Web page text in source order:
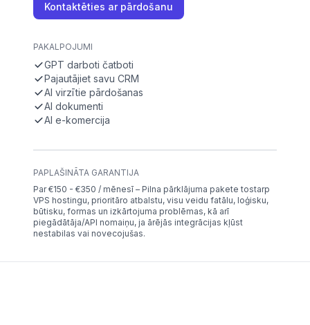
Kontaktēties ar pārdošanu
PAKALPOJUMI
GPT darboti čatboti
Pajautājiet savu CRM
AI virzītie pārdošanas
AI dokumenti
AI e-komercija
PAPLAŠINĀTA GARANTIJA
Par €150 - €350 / mēnesī – Pilna pārklājuma pakete tostarp
VPS hostingu, prioritāro atbalstu, visu veidu fatālu, loģisku,
būtisku, formas un izkārtojuma problēmas, kā arī
piegādātāja/API nomaiņu, ja ārējās integrācijas kļūst
nestabilas vai novecojušas.